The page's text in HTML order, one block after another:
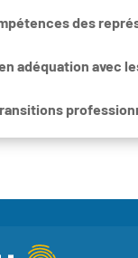
des
adéquation avec